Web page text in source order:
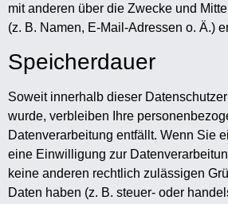
mit anderen über die Zwecke und
(z. B. Namen, E-Mail-Adressen o. Ä.)
Speicherdauer
Soweit innerhalb dieser
wurde, verbleiben Ihre
Datenverarbeitung entfällt. Wenn Sie
eine Einwilligung zur
keine anderen rechtlich zulässigen
Daten haben (z. B. steuer- oder